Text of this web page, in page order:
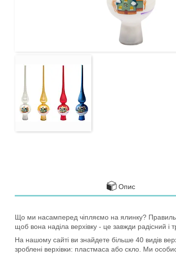
Опис
Що ми насамперед чіпляємо на ялинку?
щоб вона наділа верхівку - це завжди радісний і
На нашому сайті ви знайдете більше 40 видів
зроблені верхівки: пластмаса або скло. Ми